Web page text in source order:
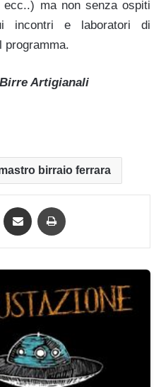
ecc..) ma non senza ospiti
incontri e laboratori di
programma.
Artigianali
birraio ferrara
WhatsApp Condividi via mail